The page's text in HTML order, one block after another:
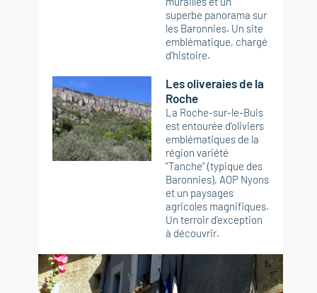
superbe panorama sur
les Baronnies. Un site
emblématique, chargé
d’histoire.
Les oliveraies de la
Roche
La Roche-sur-le-Buis
est entourée d’oliviers
emblématiques de la
région variété
“Tanche” (typique des
Baronnies), AOP Nyons
et un paysages
agricoles magnifiques.
Un terroir d’exception
à découvrir.